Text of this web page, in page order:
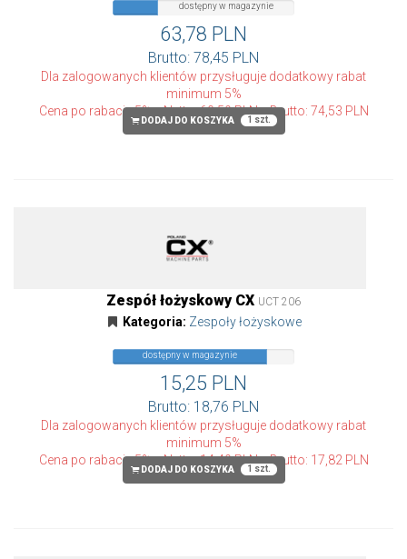
w
magazynie
dostępny w magazynie
63,78 PLN
Brutto: 78,45 PLN
Dla zalogowanych klientów przysługuje dodatkowy rabat
minimum 5%
Cena po rabacie 5%
Netto: 60,59 PLN Brutto: 74,53 PLN
DODAJ DO KOSZYKA 1 szt.
Zespół łożyskowy CX UCT 206
Kategoria: Zespoły łożyskowe
dostępny w magazynie
15,25 PLN
Brutto: 18,76 PLN
Dla zalogowanych klientów przysługuje dodatkowy rabat
minimum 5%
Cena po rabacie 5%
Netto: 14,49 PLN Brutto: 17,82 PLN
DODAJ DO KOSZYKA 1 szt.